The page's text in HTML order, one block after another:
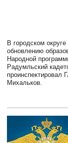
В городском
обновлению
Народной
Радумльский
проинспектировал
Михальков.